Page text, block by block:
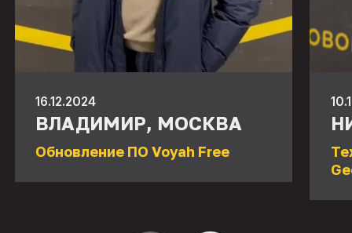
16.12.2024
ВЛАДИМИР, МОСКВА
Обновление ПО Voyah Free